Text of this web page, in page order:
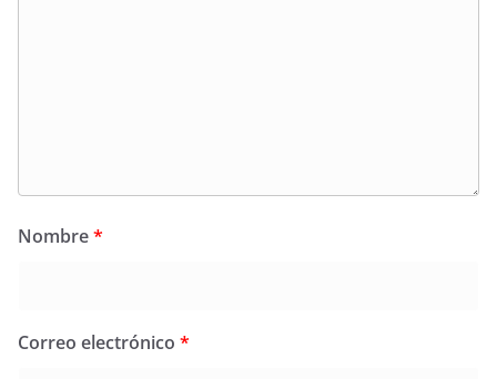
Nombre*
Correo electrónico *